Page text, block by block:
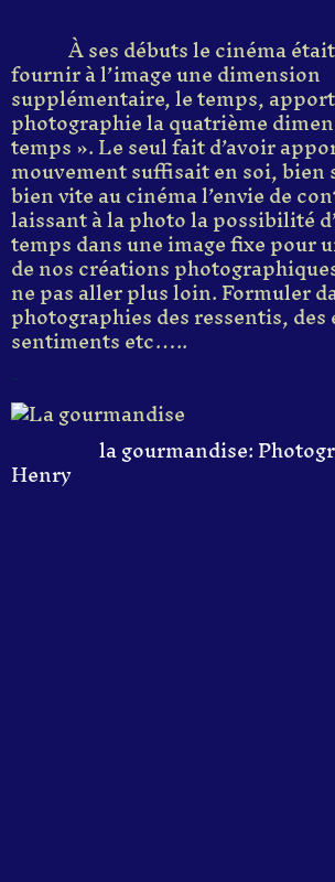
À ses débuts le cinéma
fournir à l’image une dimension
supplémentaire, le temps,
photographie la quatrième
temps ». Le seul fait d’avoir
mouvement suffisait en soi, bien
bien vite au cinéma l’envie de
laissant à la photo la possibilité
temps dans une image fixe pour
de nos créations
ne pas aller plus loin. Formuler
photographies des ressentis, des
sentiments etc…..
la gourmandise:
Henry